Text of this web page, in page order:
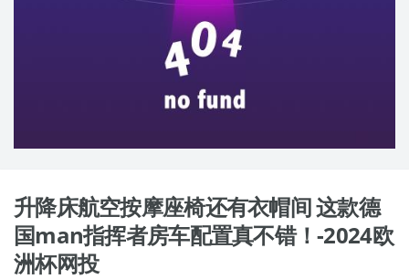
升降床航空按摩座椅还有衣帽间 这款德
国man指挥者房车配置真不错！-2024欧
洲杯网投